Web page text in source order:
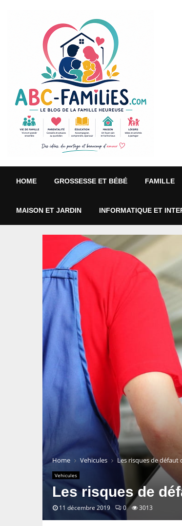
HOME GROSSESSE ET BÉBÉ FAMILLE
MAISON ET JARDIN INFORMATIQUE ET
Home Vehicules Les risques de
Vehicules
Les risques de
11 décembre 2019 0 3013